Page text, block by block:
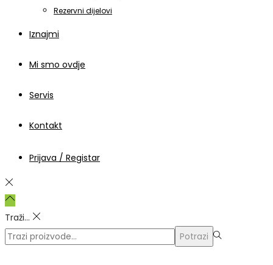
Rezervni dijelovi
Iznajmi
Mi smo ovdje
Servis
Kontakt
Prijava / Registar
Traži...
Traži:>
Potrazi